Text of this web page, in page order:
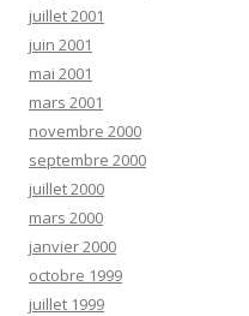
juillet 2001
juin 2001
mai 2001
mars 2001
novembre 2000
septembre 2000
juillet 2000
mars 2000
janvier 2000
octobre 1999
juillet 1999